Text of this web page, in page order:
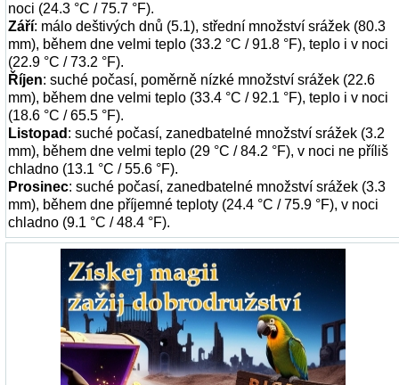
noci (24.3 °C / 75.7 °F).
Září: málo deštivých dnů (5.1), střední množství srážek (80.3
mm), během dne velmi teplo (33.2 °C / 91.8 °F), teplo i v noci
(22.9 °C / 73.2 °F).
Říjen: suché počasí, poměrně nízké množství srážek (22.6
mm), během dne velmi teplo (33.4 °C / 92.1 °F), teplo i v noci
(18.6 °C / 65.5 °F).
Listopad : suché počasí, zanedbatelné množství srážek (3.2
mm), během dne velmi teplo (29 °C / 84.2 °F), v noci ne příliš
chladno (13.1 °C / 55.6 °F).
Prosinec: suché počasí, zanedbatelné množství srážek (3.3
mm), během dne příjemné teploty (24.4 °C / 75.9 °F), v noci
chladno (9.1 °C / 48.4 °F).